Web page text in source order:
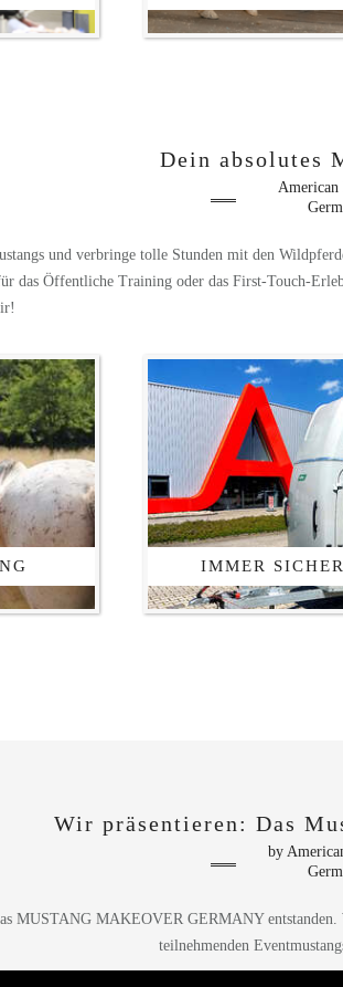
Dein absolutes
American
und verbringe tolle Stunden mit den
das Öffentliche Training oder das First-Touch-
IMMER
Wir präsentieren: Das
by
MUSTANG MAKEOVER GERMANY
teilnehmenden